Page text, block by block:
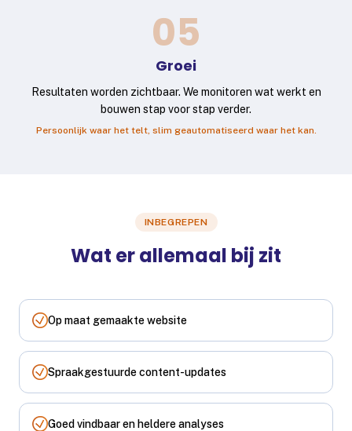
05
Groei
Resultaten worden zichtbaar. We monitoren wat werkt en
bouwen stap voor stap verder.
Persoonlijk waar het telt, slim geautomatiseerd waar het kan.
INBEGREPEN
Wat er allemaal bij zit
Op maat gemaakte website
Spraakgestuurde content-updates
Goed vindbaar en heldere analyses